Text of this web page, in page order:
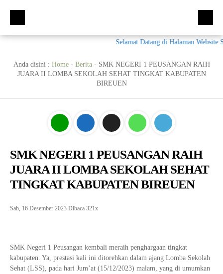
Kompetensi Keahlian
Ekskul
Humas
Selamat Datang di Halaman Website
Anda disini : Home- Berita- SMK NEGERI 1 PEUSANGAN RAIH
JUARA II LOMBA SEKOLAH SEHAT TINGKAT KABUPATEN
BIREUEN
SMK NEGERI 1 PEUSANGAN RAIH
JUARA II LOMBA SEKOLAH SEHAT
TINGKAT KABUPATEN BIREUEN
Sab, 16 Desember 2023 Dibaca 321x
SMK Negeri 1 Peusangan kembali meraih penghargaan tingkat
kabupaten. Ya, prestasi kali ini ditorehkan dalam ajang Lomba Sekolah
Sehat (LSS), pada hari Jum’at (15/12/2023) malam, yang di umumkan